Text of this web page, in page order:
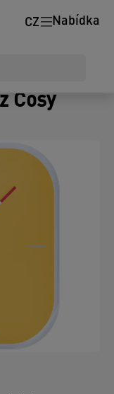
Nabídka
CZ
Cosy